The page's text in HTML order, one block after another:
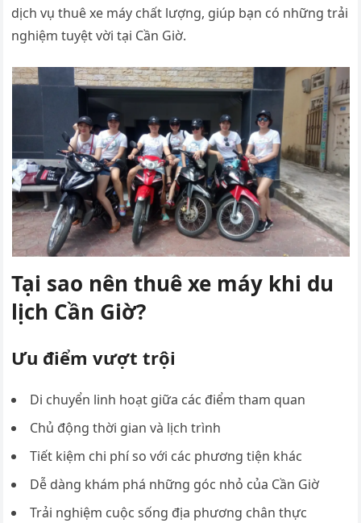
dịch vụ thuê xe máy chất lượng, giúp bạn có những trải
nghiệm tuyệt vời tại Cần Giờ.
Tại sao nên thuê xe máy khi du
lịch Cần Giờ?
Ưu điểm vượt trội
Di chuyển linh hoạt giữa các điểm tham quan
Chủ động thời gian và lịch trình
Tiết kiệm chi phí so với các phương tiện khác
Dễ dàng khám phá những góc nhỏ của Cần Giờ
Trải nghiệm cuộc sống địa phương chân thực